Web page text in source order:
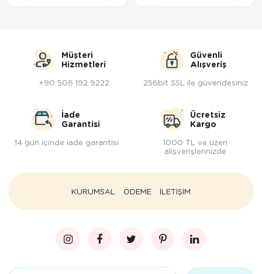
Müşteri
Hizmetleri
+90 506 192 9222
Güvenli
Alışveriş
256bit SSL ile güvendesiniz
İade
Garantisi
14 gün içinde iade garantisi
Ücretsiz
Kargo
1000 TL ve üzeri
alışverişlerinizde
KURUMSAL ÖDEME İLETİŞİM